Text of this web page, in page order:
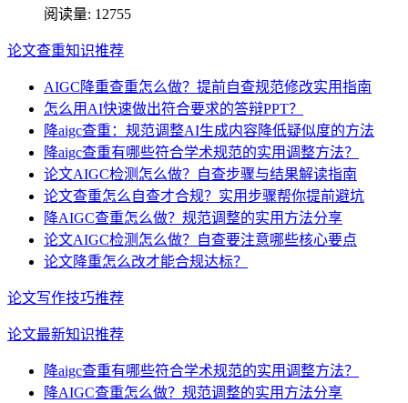
阅读量: 12755
论文查重知识推荐
AIGC降重查重怎么做？提前自查规范修改实用指南
怎么用AI快速做出符合要求的答辩PPT？
降aigc查重：规范调整AI生成内容降低疑似度的方法
降aigc查重有哪些符合学术规范的实用调整方法？
论文AIGC检测怎么做？自查步骤与结果解读指南
论文查重怎么自查才合规？实用步骤帮你提前避坑
降AIGC查重怎么做？规范调整的实用方法分享
论文AIGC检测怎么做？自查要注意哪些核心要点
论文降重怎么改才能合规达标？
论文写作技巧推荐
论文最新知识推荐
降aigc查重有哪些符合学术规范的实用调整方法？
降AIGC查重怎么做？规范调整的实用方法分享